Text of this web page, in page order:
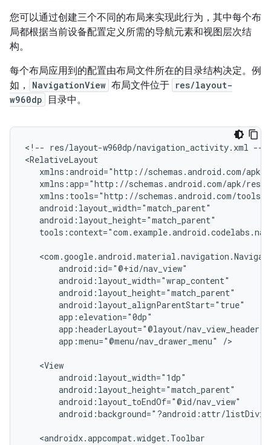
您可以通过创建三个不同的布局来实现此行为，其中每个布
局都根据当前设备配置定义所需的导航元素和视图层次结
构。
每个布局应用到的配置由布局文件所在的目录结构决定。例
如，
NavigationView 布局文件位于 res/layout-
w960dp
目录中。
<!-- res/layout-w960dp/navigation_activity.xml -->
app:menu="@menu/nav_drawer_menu"
/>
android:background="?android:attr/